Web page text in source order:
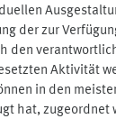
der zur
den
Aktivität
in den
hat, zugeordnet